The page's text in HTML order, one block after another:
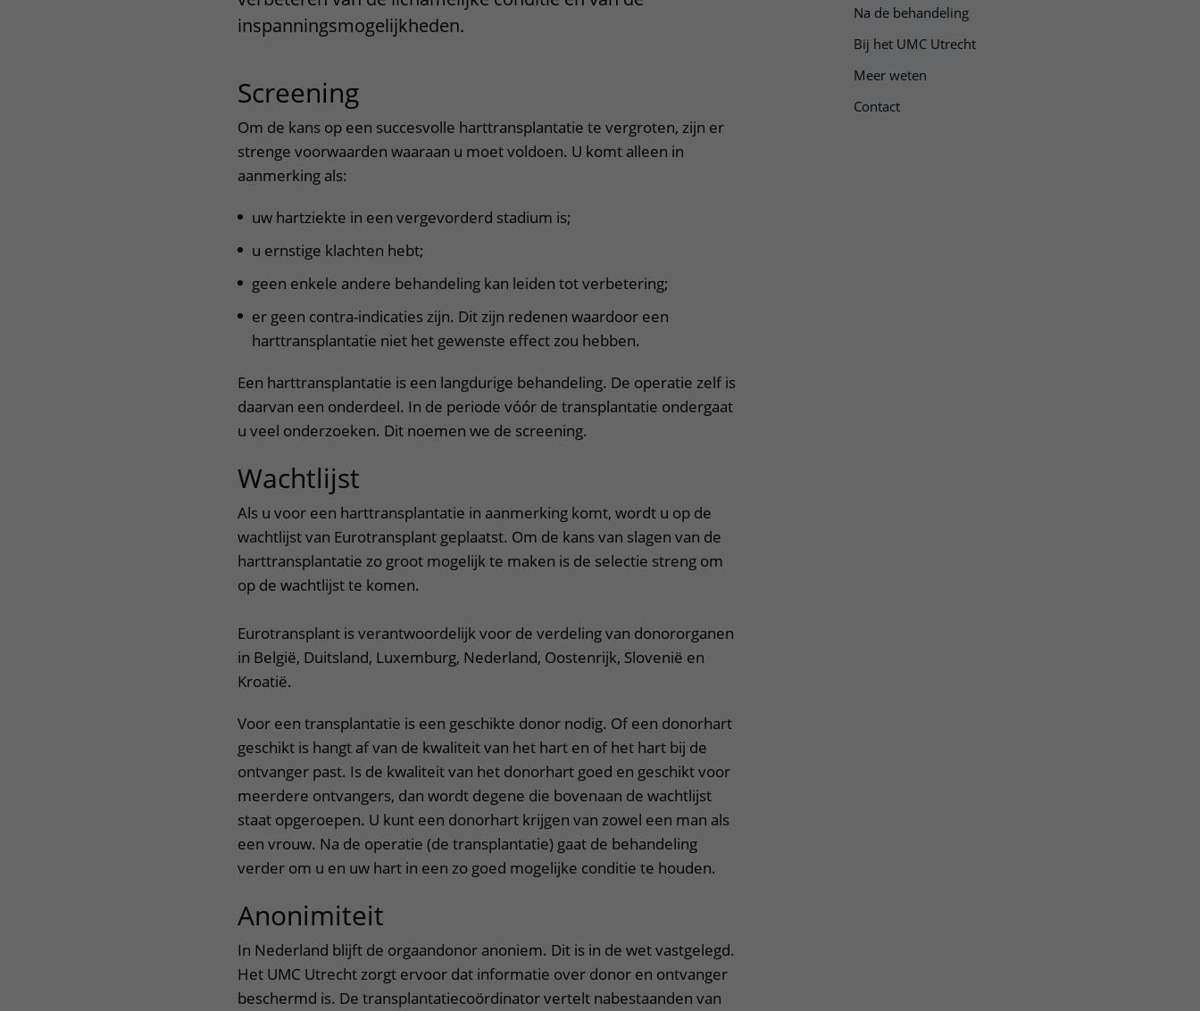
Bezoektijden
Na de behandeling
Bij het UMC Utrecht
Meer weten
Contact
inspanningsmogelijkheden.
Screening
Om de kans op een succesvolle harttransplantatie te vergroten, zijn er
strenge voorwaarden waaraan u moet voldoen. U komt alleen in
aanmerking als:
uw hartziekte in een vergevorderd stadium is;
u ernstige klachten hebt;
geen enkele andere behandeling kan leiden tot verbetering;
er geen contra-indicaties zijn. Dit zijn redenen waardoor een
harttransplantatie niet het gewenste effect zou hebben.
Een harttransplantatie is een langdurige behandeling. De operatie zelf is
daarvan een onderdeel. In de periode vóór de transplantatie ondergaat
u veel onderzoeken. Dit noemen we de screening.
Wachtlijst
Als u voor een harttransplantatie in aanmerking komt, wordt u op de
wachtlijst van Eurotransplant geplaatst. Om de kans van slagen van de
harttransplantatie zo groot mogelijk te maken is de selectie streng om
op de wachtlijst te komen.
Eurotransplant is verantwoordelijk voor de verdeling van donororganen
in België, Duitsland, Luxemburg, Nederland, Oostenrijk, Slovenië en
Kroatië.
Voor een transplantatie is een geschikte donor nodig. Of een donorhart
geschikt is hangt af van de kwaliteit van het hart en of het hart bij de
ontvanger past. Is de kwaliteit van het donorhart goed en geschikt voor
meerdere ontvangers, dan wordt degene die bovenaan de wachtlijst
staat opgeroepen. U kunt een donorhart krijgen van zowel een man als
een vrouw. Na de operatie (de transplantatie) gaat de behandeling
verder om u en uw hart in een zo goed mogelijke conditie te houden.
Anonimiteit
In Nederland blijft de orgaandonor anoniem. Dit is in de wet vastgelegd.
Het UMC Utrecht zorgt ervoor dat informatie over donor en ontvanger
beschermd is. De transplantatiecoördinator vertelt nabestaanden van